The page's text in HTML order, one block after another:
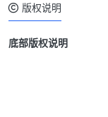
版权说明
底部版权说明